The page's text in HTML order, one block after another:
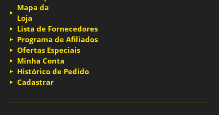
Mapa da
Loja
Lista de Fornecedores
Programa de Afiliados
Ofertas Especiais
Minha Conta
Histórico de Pedido
Cadastrar